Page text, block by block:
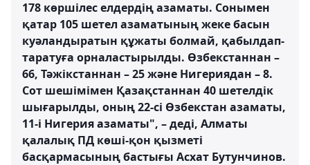
178 көршілес елдердің азаматы. Сонымен
қатар 105 шетел азаматының жеке басын
куәландыратын құжаты болмай, қабылдап-
таратуға орналастырылды. Өзбекстаннан –
66, Тәжікстаннан – 25 және Нигериядан – 8.
Сот шешімімен Қазақстаннан 40 шетелдік
шығарылды, оның 22-сі Өзбекстан азаматы,
11-і Нигерия азаматы", – деді, Алматы
қалалық ПД көші-қон қызметі
басқармасының бастығы Асхат Бутунчинов.